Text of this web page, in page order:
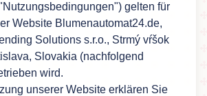
gelten für
Website Blumenautomat24.de,
Solutions s.r.o., Strmý vŕšok
Slovakia (nachfolgend
wird.
unserer Website erklären Sie